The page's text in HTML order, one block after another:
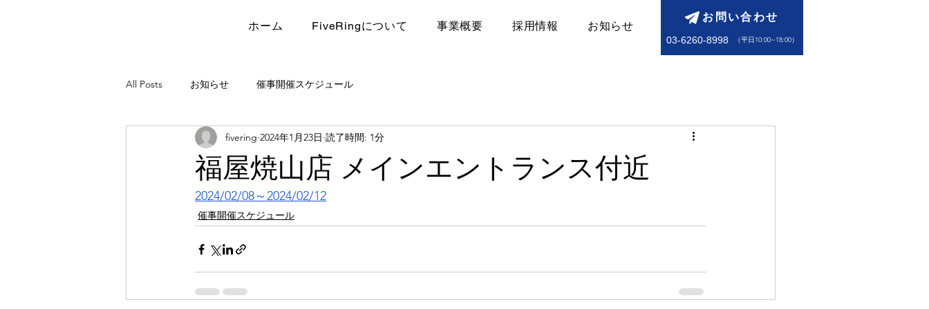
ホーム FiveRingについて ​事業概要 採用情報 お知らせ
お問い合わせ
03-6260-8998 ​（平日10:00~18:00）
All Posts お知らせ 催事開催スケジュール
福屋焼山店 メインエントランス付近
fivering 2024年1月23日 読了時間: 1分
2024/02/08～2024/02/12
催事開催スケジュール